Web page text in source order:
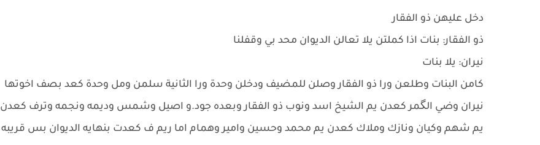
دخل عليهن ذو الفقار
ذو الفقار: بنات اذا كملتن يلا تعالن الديوان محد بي وقفلنا
نيران: يلا بنات
كامن البنات وطلعن ورا ذو الفقار وصلن للمضيف ودخلن وحدة ورا الثانية سلمن ومل وحدة كعد بصف اخوتها
نيران وضي الگمر كعدن يم الشيخ اسد ونوب ذو الفقار وبعده جود.و اصيل وشمس وديمه ونجمه وترف كعدن
يم شهم وكيان ونازك وملاك كعدن يم محمد وحسين وامير وهمام اما ريم ف كعدت بنهايه الديوان بس قريبه